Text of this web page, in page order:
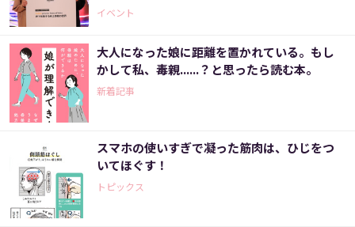
イベント
大人になった娘に距離を置かれている。もし
かして私、毒親......？と思ったら読む本。
新着記事
スマホの使いすぎで凝った筋肉は、ひじをつ
いてほぐす！
トピックス